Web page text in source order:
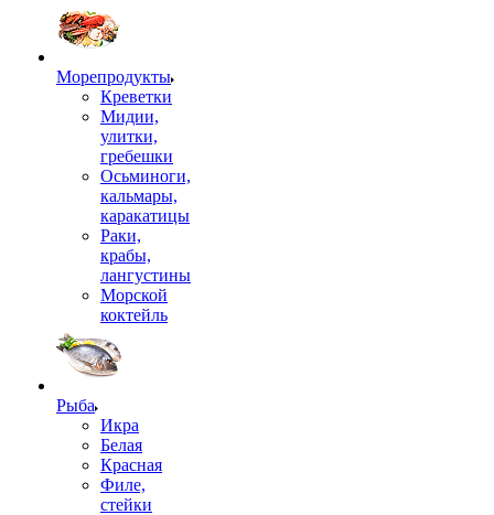
Морепродукты
Креветки
Мидии,
улитки,
гребешки
Осьминоги,
кальмары,
каракатицы
Раки,
крабы,
лангустины
Морской
коктейль
Рыба
Икра
Белая
Красная
Филе,
стейки